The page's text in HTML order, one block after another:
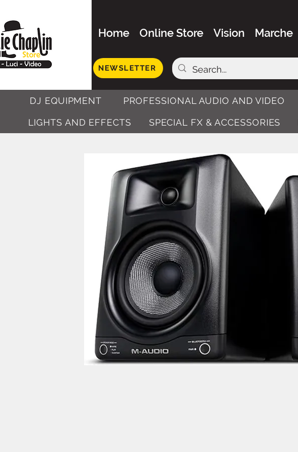
Home Online Store Vision Marche
NEWSLETTER
DJ EQUIPMENT PROFESSIONAL AUDIO AND VIDEO
LIGHTS AND EFFECTS SPECIAL FX & ACCESSORIES